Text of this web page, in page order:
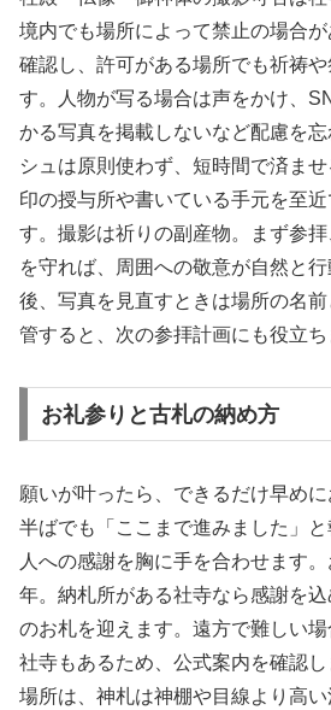
境内でも場所によって禁止の場合
確認し、許可がある場所でも祈祷
す。人物が写る場合は声をかけ、
かる写真を掲載しないなど配慮を
シュは原則使わず、短時間で済ま
印の授与所や書いている手元を至
す。撮影は祈りの副産物。まず参
を守れば、周囲への敬意が自然と
後、写真を見直すときは場所の名
管すると、次の参拝計画にも役立ち
お礼参りと古札の納め方
願いが叶ったら、できるだけ早め
半ばでも「ここまで進みました」
人への感謝を胸に手を合わせます
年。納札所がある社寺なら感謝を
のお札を迎えます。遠方で難しい
社寺もあるため、公式案内を確認
場所は、神札は神棚や目線より高